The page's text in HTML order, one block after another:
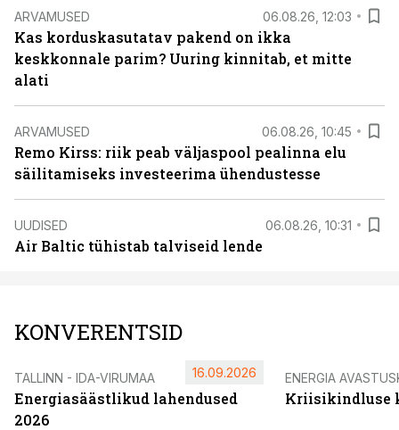
ARVAMUSED 06.08.26, 12:03
Kas korduskasutatav pakend on ikka
keskkonnale parim? Uuring kinnitab, et mitte
alati
ARVAMUSED 06.08.26, 10:45
Remo Kirss: riik peab väljaspool pealinna elu
säilitamiseks investeerima ühendustesse
UUDISED 06.08.26, 10:31
Air Baltic tühistab talviseid lende
KONVERENTSID
TALLINN - IDA-VIRUMAA
Energiasäästlikud lahendused
2026
16.09.2026 ENERGIA
Kriisikindluse